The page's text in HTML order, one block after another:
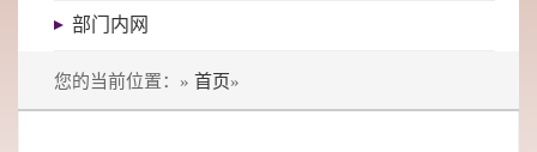
部门内网
您的当前位置：» 首页»